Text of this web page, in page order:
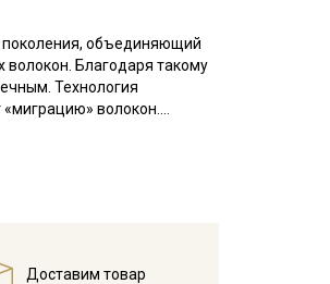
поколения, объединяющий
волокон. Благодаря такому
Технология
волокон.
свойствами. Отлично
деформируется под паром,
Доставим товар